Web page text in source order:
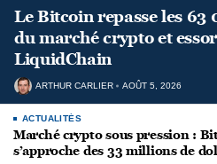
Le Bitcoin repasse les
du marché crypto et
LiquidChain
ARTHUR CARLIER AOÛT 5, 2026
ACTUALITÉS
Marché crypto sous pression :
s’approche des 33 millions de